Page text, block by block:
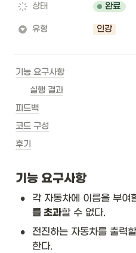
상태 완료
유형 인강
기능 요구사항
실행 결과
피드백
코드 구성
후기
기능 요구사항
• 각 자동차에 이름을 부여
를 초과할 수 없다.
•
전진하는 자동차를 출력
한다.